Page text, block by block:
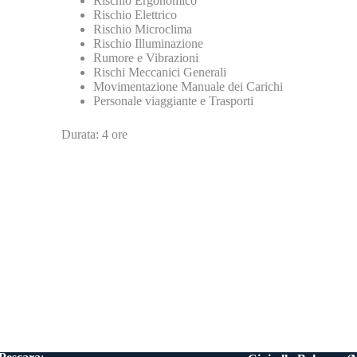
Rischio Elettrico
Rischio Microclima
Rischio Illuminazione
Rumore e Vibrazioni
Rischi Meccanici Generali
Movimentazione Manuale dei Carichi
Personale viaggiante e Trasporti
Durata: 4 ore